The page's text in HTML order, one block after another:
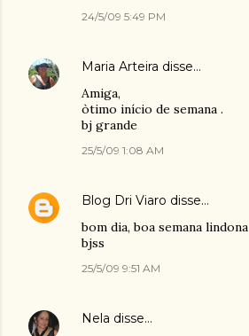
24/5/09 5:49 PM
Maria Arteira disse…
Amiga,
òtimo início de semana .
bj grande
25/5/09 1:08 AM
Blog Dri Viaro disse…
bom dia, boa semana lindona
bjss
25/5/09 9:51 AM
Nela disse…